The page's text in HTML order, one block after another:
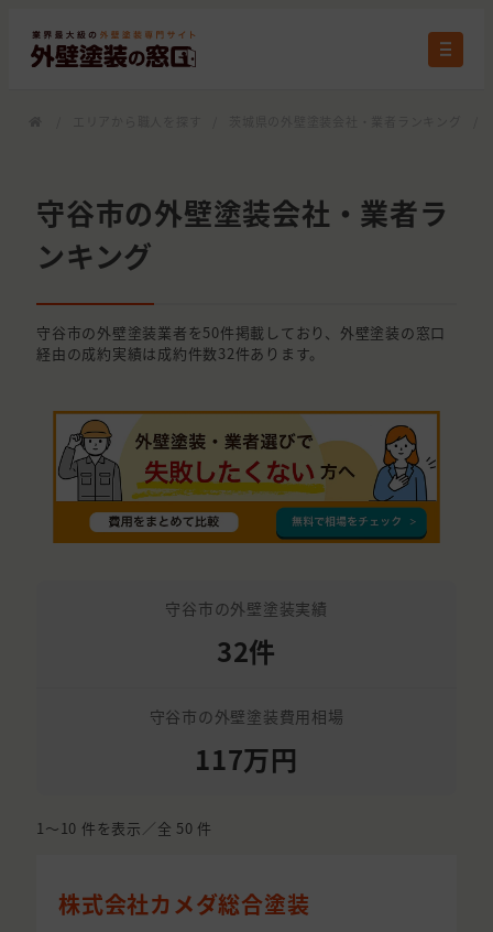
守谷市の外壁塗装会社・業者ラ
ンキング
守谷市の外壁塗装業者を50件掲載しており、外壁塗装の窓口
経由の成約実績は成約件数32件あります。
守谷市の外壁塗装実績
32件
守谷市の外壁塗装費用相場
117万円
1〜10 件を表示／全 50 件
株式会社カメダ総合塗装